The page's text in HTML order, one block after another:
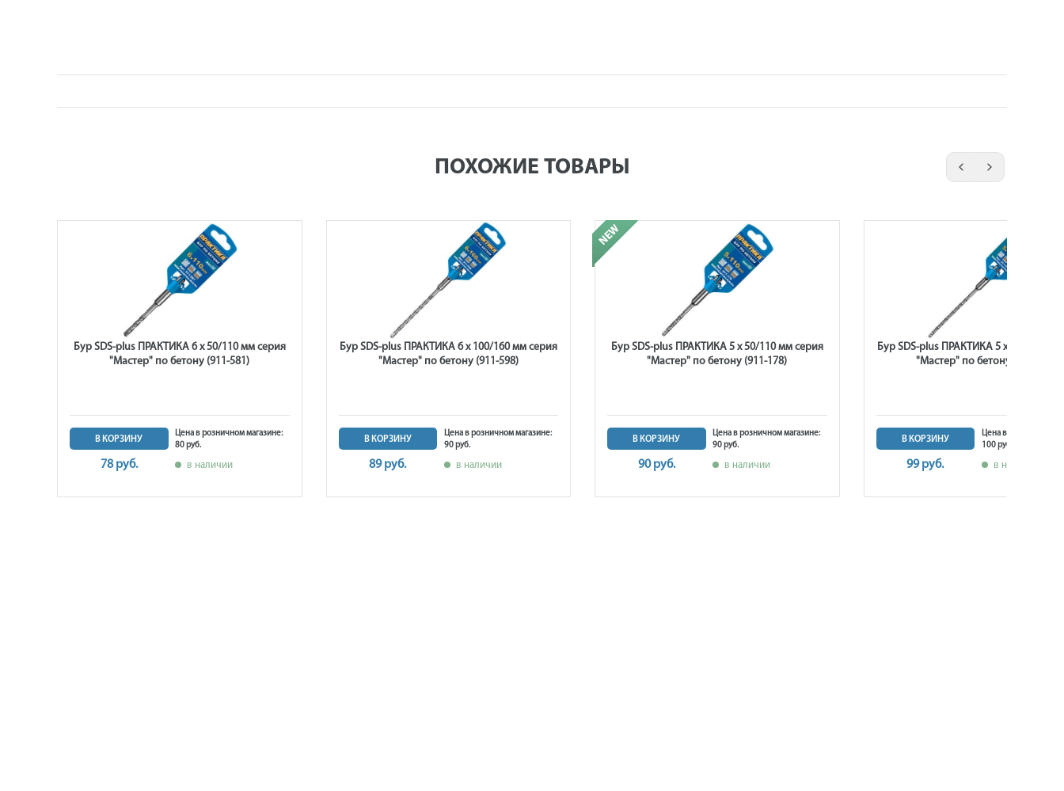
ПОХОЖИЕ ТОВАРЫ
Бур SDS-plus ПРАКТИКА 6 х 50/110 мм серия
"Мастер" по бетону (911-581)
В КОРЗИНУ
78 руб.
Цена в розничном магазине:
80 руб.
в наличии
Бур SDS-plus ПРАКТИКА 6 х 100/160 мм серия
"Мастер" по бетону (911-598)
В КОРЗИНУ
89 руб.
Цена в розничном магазине:
90 руб.
в наличии
Бур SDS-plus ПРАКТИКА 5 х 50/110 мм серия
"Мастер" по бетону (911-178)
В КОРЗИНУ
90 руб.
Цена в розничном магазине:
90 руб.
в наличии
Бур SDS-plus ПРАКТИКА 5 х 100/160
"Мастер" по бетону (911-574)
В КОРЗИНУ
99 руб.
Цена в розничном
100 руб.
в наличии